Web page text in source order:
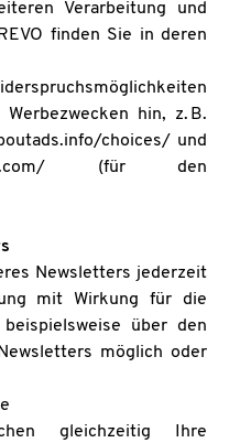
Verarbeitung und
finden Sie in deren
hin, z. B.
choices/ und
(für den
Newsletters jederzeit
mit Wirkung für die
über den
möglich oder
gleichzeitig Ihre